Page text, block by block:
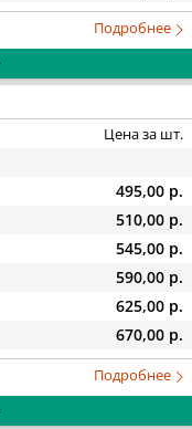
Подробнее
Цена за шт.
495,00 р.
510,00 р.
545,00 р.
590,00 р.
625,00 р.
670,00 р.
Подробнее